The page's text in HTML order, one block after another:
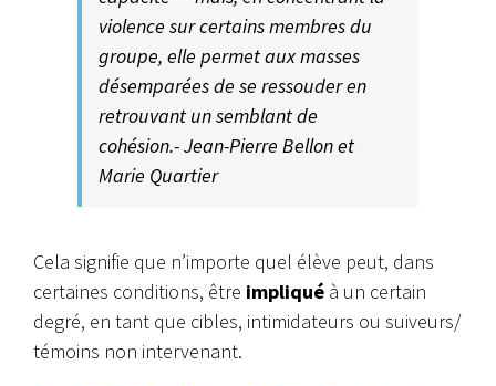
violence sur certains membres du
groupe, elle permet aux masses
désemparées de se ressouder en
retrouvant un semblant de
cohésion.- Jean-Pierre Bellon et
Marie Quartier
Cela signifie que n’importe quel élève peut, dans
certaines conditions, être impliqué à un certain
degré, en tant que cibles, intimidateurs ou suiveurs/
témoins non intervenant.